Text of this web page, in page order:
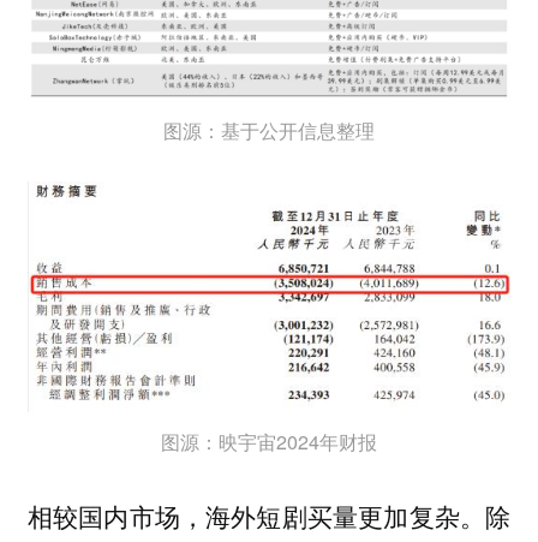
图源：基于公开信息整理
图源：映宇宙2024年财报
相较国内市场，海外短剧买量更加复杂。除